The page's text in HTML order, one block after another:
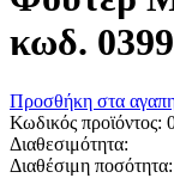
κωδ.
Προσθήκη στα
Κωδικός προϊόντος:
Διαθεσιμότητα:
Διαθέσιμη ποσότητα: